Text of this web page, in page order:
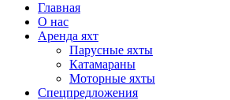
Главная
О нас
Аренда яхт
Парусные яхты
Катамараны
Моторные яхты
Спецпредложения